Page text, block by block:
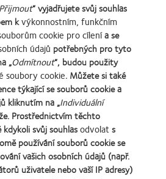
Learn
more
about
Cena
o
nejlepší
závod
roku
2011
(2011)
Learn
more
about
Cena
Wealth
of
health
2011
(2011)
Learn
more
about
Cena
ODMA
2011
(2011)
Learn
more
about
Cena
REBRAND
100®
Global
Award
rok
2012
(2012)
Podmínky poskytování služeb
Pravidla zasílání komentářů
Uživatel
Správa nastavení souhlasu
Přihlásit se
“ vyjadřujete svůj souhlas
kvýkonnostním, funkčním
cookie pro cílenía se
údajů potřebných pro tyto
„Odmítnout“, budou použity
soubory cookie. Můžete si také
týkající se souborů cookie a
kliknutím na „Individuální
Prostřednictvím těchto
svůj souhlasodvolat s
používání souborů cookie se
vašich osobních údajů (např.
uživatele nebo vaší IP adresy)